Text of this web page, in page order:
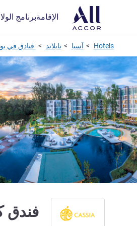
الإقامةبرنامج
Hotels آسيا تايلاند فنادق في
فندق